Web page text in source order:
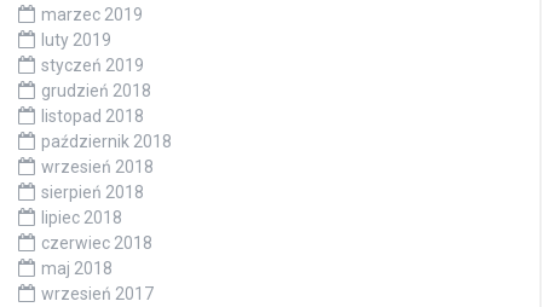
marzec 2019
luty 2019
styczeń 2019
grudzień 2018
listopad 2018
październik 2018
wrzesień 2018
sierpień 2018
lipiec 2018
czerwiec 2018
maj 2018
wrzesień 2017